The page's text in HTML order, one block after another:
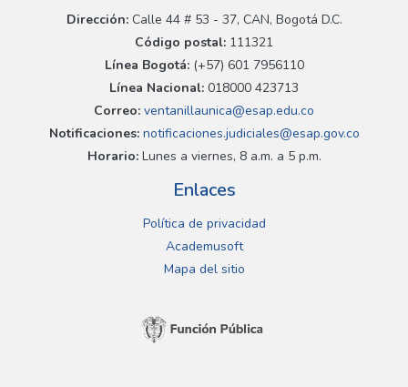
Dirección:Calle 44 # 53 - 37, CAN, Bogotá D.C.
Código postal: 111321
Línea Bogotá:(+57) 601 7956110
Línea Nacional: 018000 423713
Correo: ventanillaunica@esap.edu.co
Notificaciones:notificaciones.judiciales@esap.gov.co
Horario:Lunes a viernes, 8 a.m. a 5 p.m.
Enlaces
Política de privacidad
Academusoft
Mapa del sitio